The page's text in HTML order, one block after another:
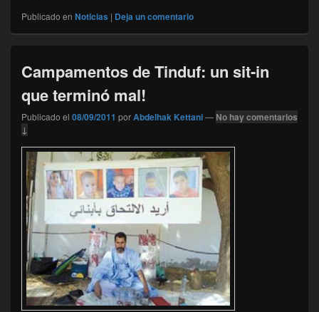
Publicado en Noticias | Deja un comentario
Campamentos de Tinduf: un sit-in
que terminó mal!
Publicado el 08/09/2011 porAbdelhak Kettani— No hay comentarios
↓